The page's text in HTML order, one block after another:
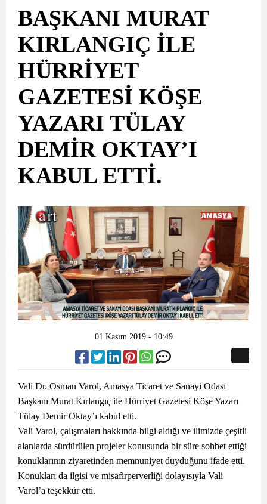
BAŞKANI MURAT
KIRLANGIÇ İLE
HÜRRİYET
GAZETESİ KÖŞE
YAZARI TÜLAY
DEMİR OKTAY’I
KABUL ETTİ.
01 Kasım 2019 - 10:49
Vali Dr. Osman Varol, Amasya Ticaret ve Sanayi Odası
Başkanı Murat Kırlangıç ile Hürriyet Gazetesi Köşe Yazarı
Tülay Demir Oktay’ı kabul etti.
Vali Varol, çalışmaları hakkında bilgi aldığı ve ilimizde çeşitli
alanlarda sürdürülen projeler konusunda bir süre sohbet ettiği
konuklarının ziyaretinden memnuniyet duyduğunu ifade etti.
Konukları da ilgisi ve misafirperverliği dolayısıyla Vali
Varol’a teşekkür etti.